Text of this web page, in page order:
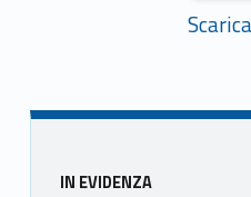
Sidebar
IN EVIDENZA